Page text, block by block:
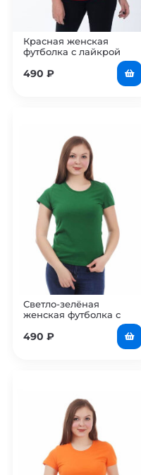
Красная женская
футболка с лайкрой
490 ₽
Светло-зелёная
женская футболка с
490 ₽